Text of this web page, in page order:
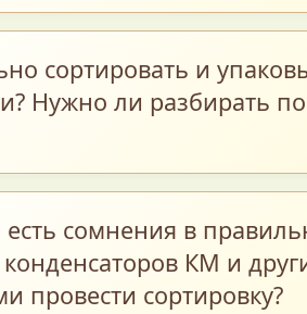
перечень
керамические и танталовые
транзисторы,
диоды,
элементы — как поштучно,
в работе.
сортировать и
Нужно ли разбирать
точной и быстрой
рассортировать
с
сомнения в
КМ и
провести сортировку?